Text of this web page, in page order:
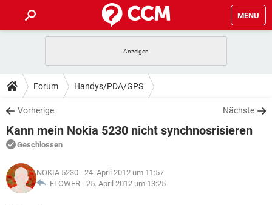
MENU
ANDROID IOS
WINDOWS 10
WHATSAPP TIKTOK
FACEBOOK
TIPPS & TRICKS
SPIELE STREAMING
WINDOWS 10
WHATSAPP
FACEBOOK HARDWARE
DOWNLOADS
SPIELE STREAMING
ANDROID
WINDOWS 10 INSTAGRAM
WHATSAPP
FORUM
SPIELE
ANDROID IOS
LEXIKON
SPIELE
Forum Handys/PDA/GPS
Vorherige Nächste
Kann mein Nokia 5230 nicht synchnosrisieren
Geschlossen
NOKIA 5230 - 24. April 2012 um 11:57
FLOWER - 25. April 2012 um 13:25